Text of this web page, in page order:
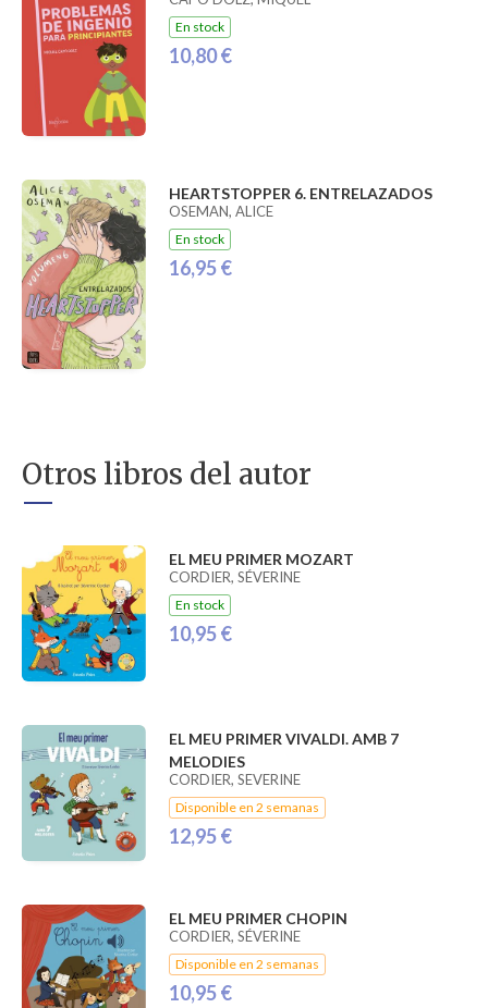
En stock
10,80 €
HEARTSTOPPER 6. ENTRELAZADOS
OSEMAN, ALICE
En stock
16,95 €
Otros libros del autor
EL MEU PRIMER MOZART
CORDIER, SÉVERINE
En stock
10,95 €
EL MEU PRIMER VIVALDI. AMB 7
MELODIES
CORDIER, SEVERINE
Disponible en 2 semanas
12,95 €
EL MEU PRIMER CHOPIN
CORDIER, SÉVERINE
Disponible en 2 semanas
10,95 €